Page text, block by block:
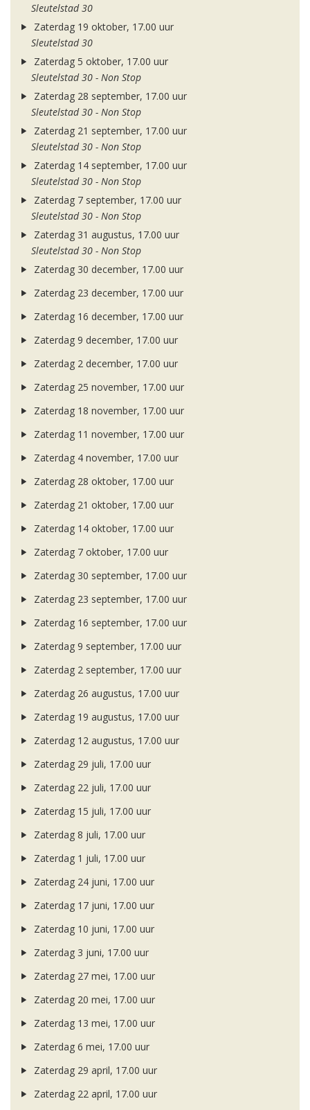
Sleutelstad 30
Zaterdag 19 oktober, 17.00 uur
Sleutelstad 30
Zaterdag 5 oktober, 17.00 uur
Sleutelstad 30 - Non Stop
Zaterdag 28 september, 17.00 uur
Sleutelstad 30 - Non Stop
Zaterdag 21 september, 17.00 uur
Sleutelstad 30 - Non Stop
Zaterdag 14 september, 17.00 uur
Sleutelstad 30 - Non Stop
Zaterdag 7 september, 17.00 uur
Sleutelstad 30 - Non Stop
Zaterdag 31 augustus, 17.00 uur
Sleutelstad 30 - Non Stop
Zaterdag 30 december, 17.00 uur
Zaterdag 23 december, 17.00 uur
Zaterdag 16 december, 17.00 uur
Zaterdag 9 december, 17.00 uur
Zaterdag 2 december, 17.00 uur
Zaterdag 25 november, 17.00 uur
Zaterdag 18 november, 17.00 uur
Zaterdag 11 november, 17.00 uur
Zaterdag 4 november, 17.00 uur
Zaterdag 28 oktober, 17.00 uur
Zaterdag 21 oktober, 17.00 uur
Zaterdag 14 oktober, 17.00 uur
Zaterdag 7 oktober, 17.00 uur
Zaterdag 30 september, 17.00 uur
Zaterdag 23 september, 17.00 uur
Zaterdag 16 september, 17.00 uur
Zaterdag 9 september, 17.00 uur
Zaterdag 2 september, 17.00 uur
Zaterdag 26 augustus, 17.00 uur
Zaterdag 19 augustus, 17.00 uur
Zaterdag 12 augustus, 17.00 uur
Zaterdag 29 juli, 17.00 uur
Zaterdag 22 juli, 17.00 uur
Zaterdag 15 juli, 17.00 uur
Zaterdag 8 juli, 17.00 uur
Zaterdag 1 juli, 17.00 uur
Zaterdag 24 juni, 17.00 uur
Zaterdag 17 juni, 17.00 uur
Zaterdag 10 juni, 17.00 uur
Zaterdag 3 juni, 17.00 uur
Zaterdag 27 mei, 17.00 uur
Zaterdag 20 mei, 17.00 uur
Zaterdag 13 mei, 17.00 uur
Zaterdag 6 mei, 17.00 uur
Zaterdag 29 april, 17.00 uur
Zaterdag 22 april, 17.00 uur